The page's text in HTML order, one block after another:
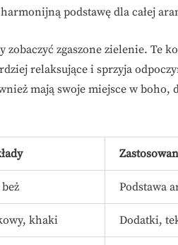
podstawę dla całej
zgaszone zielenie. Te
relaksujące i sprzyja
mają swoje miejsce w boho,
Podstawa
khaki Dodatki,